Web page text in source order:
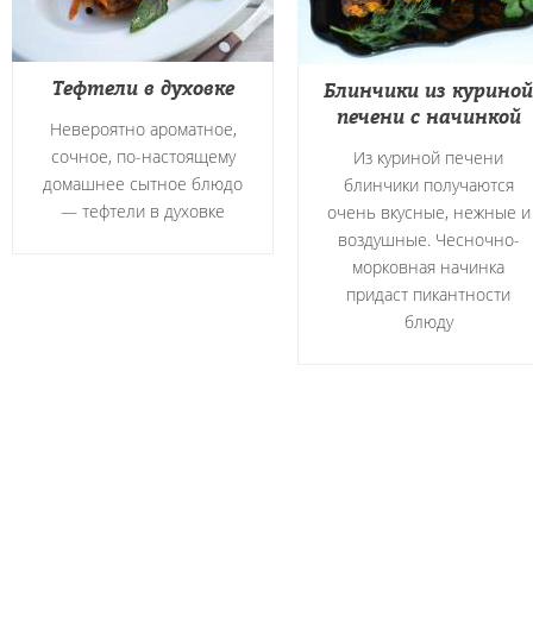
Тефтели в духовке
Невероятно ароматное,
сочное, по-настоящему
домашнее сытное блюдо
― тефтели в духовке
Блинчики из куриной
печени с начинкой
Из куриной печени
блинчики получаются
очень вкусные, нежные и
воздушные. Чесночно-
морковная начинка
придаст пикантности
блюду